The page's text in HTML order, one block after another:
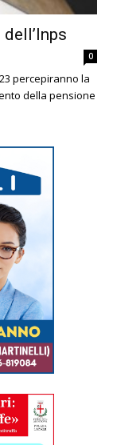
0
percepiranno la
della pensione